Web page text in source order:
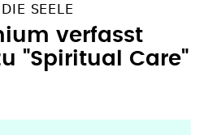
SEELE
verfasst
"Spiritual Care"